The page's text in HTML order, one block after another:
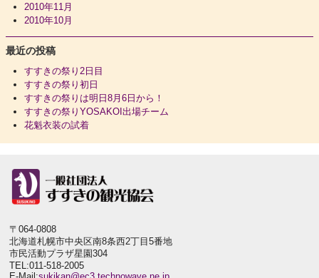
2010年11月
2010年10月
最近の投稿
すすきの祭り2日目
すすきの祭り初日
すすきの祭りは明日8月6日から！
すすきの祭りYOSAKOI出場チーム
花魁衣装の試着
〒064-0808
北海道札幌市中央区南8条西2丁目5番地
市民活動プラザ星園304
TEL:011-518-2005